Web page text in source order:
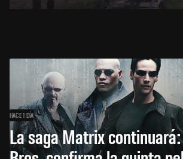
HACE 1 DÍA
La saga Matrix